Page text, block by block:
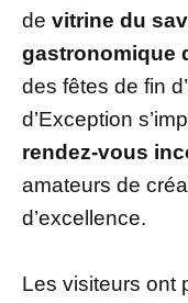
de vitrine du
gastronomique
des fêtes de fin
d’Exception
rendez-vous
amateurs de
d’excellence.
Les visiteurs ont